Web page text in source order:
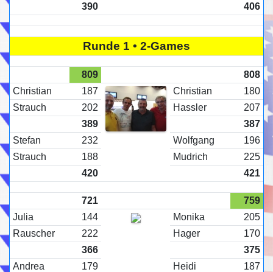
390
406
Runde 1 • 2-Games
809
808
Christian
187 Christian
180
Strauch
202 Hassler
207
389
387
Stefan
232 Wolfgang
196
Strauch
188 Mudrich
225
420
421
721
759
Julia
144 Monika
205
Rauscher
222 Hager
170
366
375
Andrea
179 Heidi 187